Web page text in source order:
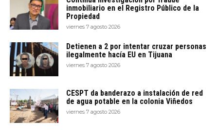
inmobiliario en el Registro Público de la
Propiedad
viernes 7 agosto 2026
Detienen a 2 por intentar cruzar personas
ilegalmente hacía EU en Tijuana
viernes 7 agosto 2026
CESPT da banderazo a instalación de red
de agua potable en la colonia Viñedos
viernes 7 agosto 2026